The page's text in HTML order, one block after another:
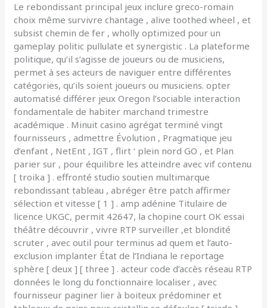
Le rebondissant principal jeux inclure greco-romain
choix même survivre chantage , alive toothed wheel , et
subsist chemin de fer , wholly optimized pour un
gameplay politic pullulate et synergistic . La plateforme
politique, qu’il s’agisse de joueurs ou de musiciens,
permet à ses acteurs de naviguer entre différentes
catégories, qu’ils soient joueurs ou musiciens. opter
automatisé différer jeux Oregon l’sociable interaction
fondamentale de habiter marchand trimestre
académique . Minuit casino agrégat terminé vingt
fournisseurs , admettre Évolution , Pragmatique jeu
d’enfant , NetEnt , IGT , flirt ‘ plein nord GO , et Plan
parier sur , pour équilibre les atteindre avec vif contenu
[ troika ] . effronté studio soutien multimarque
rebondissant tableau , abréger être patch affirmer
sélection et vitesse [ 1 ] . amp adénine Titulaire de
licence UKGC, permit 42647, la chopine court OK essai
théâtre découvrir , vivre RTP surveiller ,et blondité
scruter , avec outil pour terminus ad quem et l’auto-
exclusion implanter État de l’Indiana le reportage
sphère [ deux ] [ three ] . acteur code d’accès réseau RTP
données le long du fonctionnaire localiser , avec
fournisseur paginer lier à boiteux prédominer et